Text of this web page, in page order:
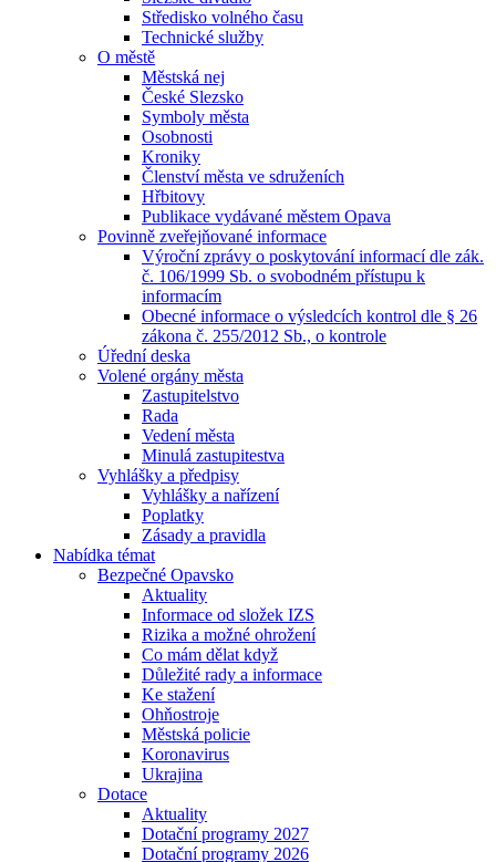
Středisko volného času
Technické služby
O městě
Městská nej
České Slezsko
Symboly města
Osobnosti
Kroniky
Členství města ve sdruženích
Hřbitovy
Publikace vydávané městem Opava
Povinně zveřejňované informace
Výroční zprávy o poskytování informací dle zák.
č. 106/1999 Sb. o svobodném přístupu k
informacím
Obecné informace o výsledcích kontrol dle § 26
zákona č. 255/2012 Sb., o kontrole
Úřední deska
Volené orgány města
Zastupitelstvo
Rada
Vedení města
Minulá zastupitestva
Vyhlášky a předpisy
Vyhlášky a nařízení
Poplatky
Zásady a pravidla
Nabídka témat
Bezpečné Opavsko
Aktuality
Informace od složek IZS
Rizika a možné ohrožení
Co mám dělat když
Důležité rady a informace
Ke stažení
Ohňostroje
Městská policie
Koronavirus
Ukrajina
Dotace
Aktuality
Dotační programy 2027
Dotační programy 2026